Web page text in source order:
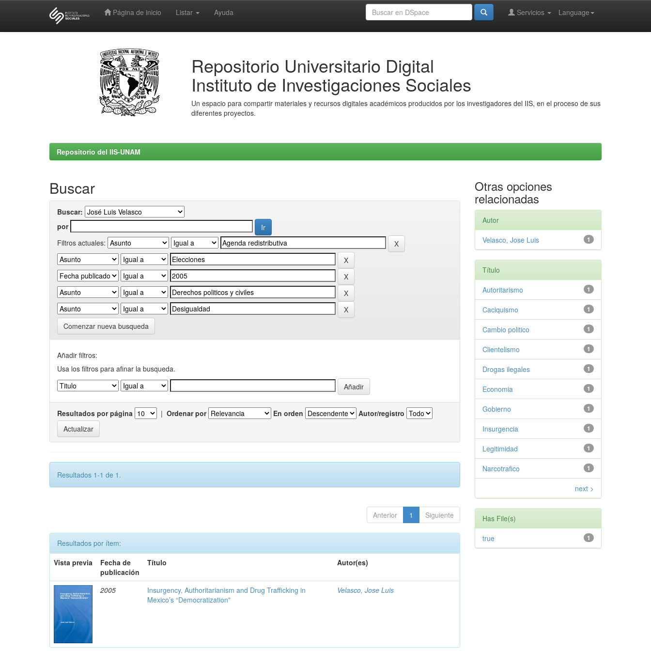
Página de inicio Listar Ayuda Language
Servicios
Repositorio Universitario Digital
Instituto de Investigaciones Sociales
Un espacio para compartir materiales y recursos digitales académicos producidos por los investigadores del IIS, en el proceso de sus
diferentes proyectos.
Repositorio del IIS-UNAM
Buscar
Buscar:
por
Filtros actuales:
Comenzar nueva busqueda
Añadir filtros:
Usa los filtros para afinar la busqueda.
Resultados por página | Ordenar por En orden Autor/registro
Resultados 1-1 de 1.
Anterior 1 Siguiente
Resultados por ítem:
Vista previa
Fecha de
publicación
Título Autor(es)
2005
Insurgency, Authoritarianism and Drug Trafficking in
Mexico’s “Democratization”
Velasco, Jose Luis
Otras opciones
relacionadas
Autor
1
Velasco, Jose Luis
Título
1
Autoritarismo
1
Caciquismo
1
Cambio politico
1
Clientelismo
1
Drogas ilegales
1
Economia
1
Gobierno
1
Insurgencia
1
Legitimidad
1
Narcotrafico
next >
Has File(s)
1
true